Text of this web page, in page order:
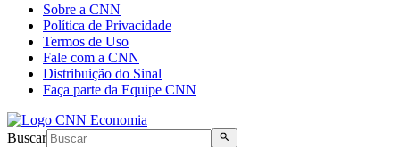
Sobre a CNN
Política de Privacidade
Termos de Uso
Fale com a CNN
Distribuição do Sinal
Faça parte da Equipe CNN
Buscar